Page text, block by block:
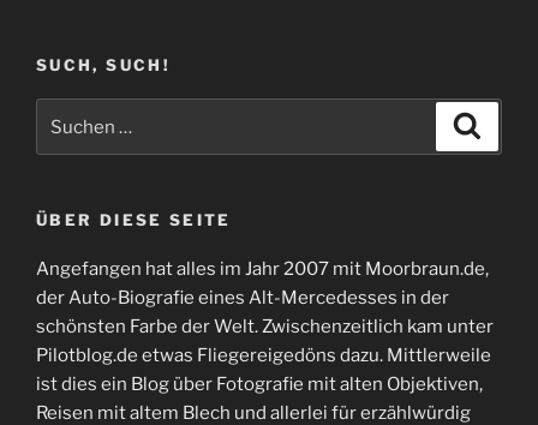
SUCH, SUCH!
ÜBER DIESE SEITE
Angefangen hat alles im Jahr 2007 mit Moorbraun.de,
der Auto-Biografie eines Alt-Mercedesses in der
schönsten Farbe der Welt. Zwischenzeitlich kam unter
Pilotblog.de etwas Fliegereigedöns dazu. Mittlerweile
ist dies ein Blog über Fotografie mit alten Objektiven,
Reisen mit altem Blech und allerlei für erzählwürdig